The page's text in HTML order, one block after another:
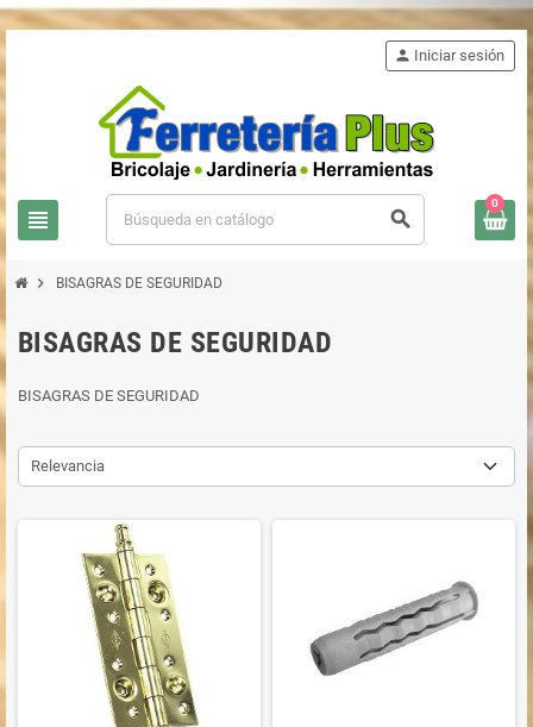
view_headline search
person Iniciar sesión
0
chevron_right BISAGRAS DE SEGURIDAD
BISAGRAS DE SEGURIDAD
BISAGRAS DE SEGURIDAD
Relevancia